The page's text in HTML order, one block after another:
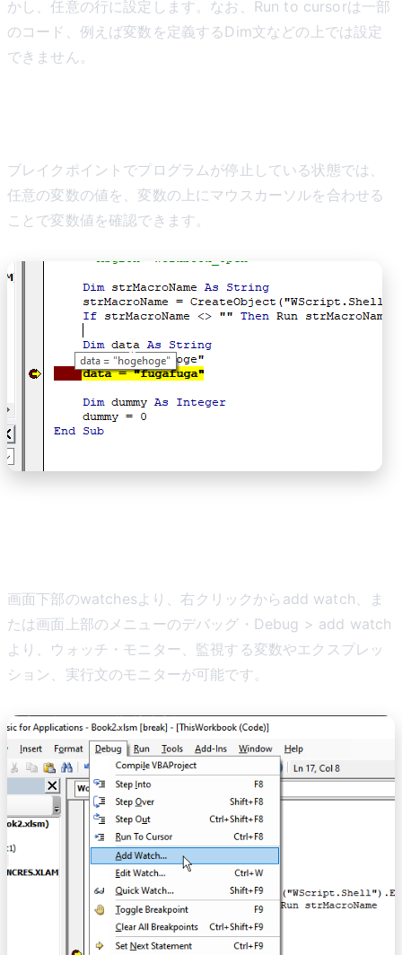
かし、任意の行に設定します。なお、Run to cursorは一部
のコード、例えば変数を定義するDim文などの上では設定
できません。
ブレイクポイントでプログラムが停止している状態では、
任意の変数の値を、変数の上にマウスカーソルを合わせる
ことで変数値を確認できます。
画面下部のwatchesより、右クリックからadd watch、ま
たは画面上部のメニューのデバッグ・Debug > add watch
より、ウォッチ・モニター、監視する変数やエクスプレッ
ション、実行文のモニターが可能です。